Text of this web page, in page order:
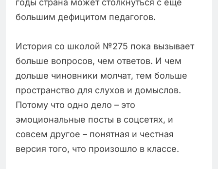
годы страна может столкнуться с ещё
большим дефицитом педагогов.
История со школой №275 пока вызывает
больше вопросов, чем ответов. И чем
дольше чиновники молчат, тем больше
пространство для слухов и домыслов.
Потому что одно дело – это
эмоциональные посты в соцсетях, и
совсем другое – понятная и честная
версия того, что произошло в классе.